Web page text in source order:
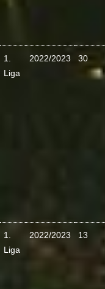
1.
Liga
2022/2023 30
1.
Liga
2022/2023 13